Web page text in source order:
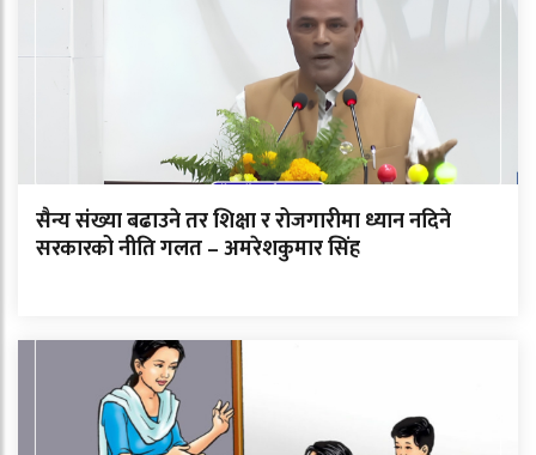
सैन्य संख्या बढाउने तर शिक्षा र रोजगारीमा ध्यान नदिने
सरकारको नीति गलत – अमरेशकुमार सिंह